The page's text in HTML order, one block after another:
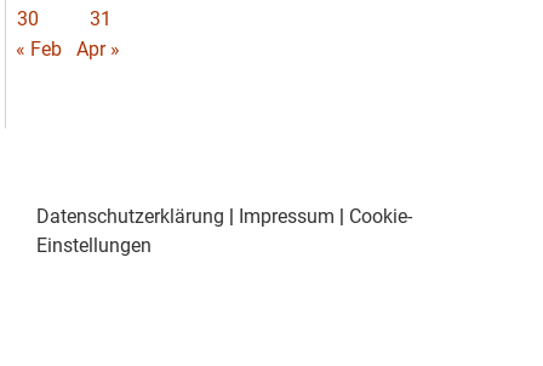
30
31
« Feb
Apr »
Datenschutzerklärung | Impressum | Cookie-
Einstellungen